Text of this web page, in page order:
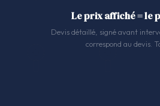
Le prix affiché = le
Devis détaillé, signé avant
correspond au devis.